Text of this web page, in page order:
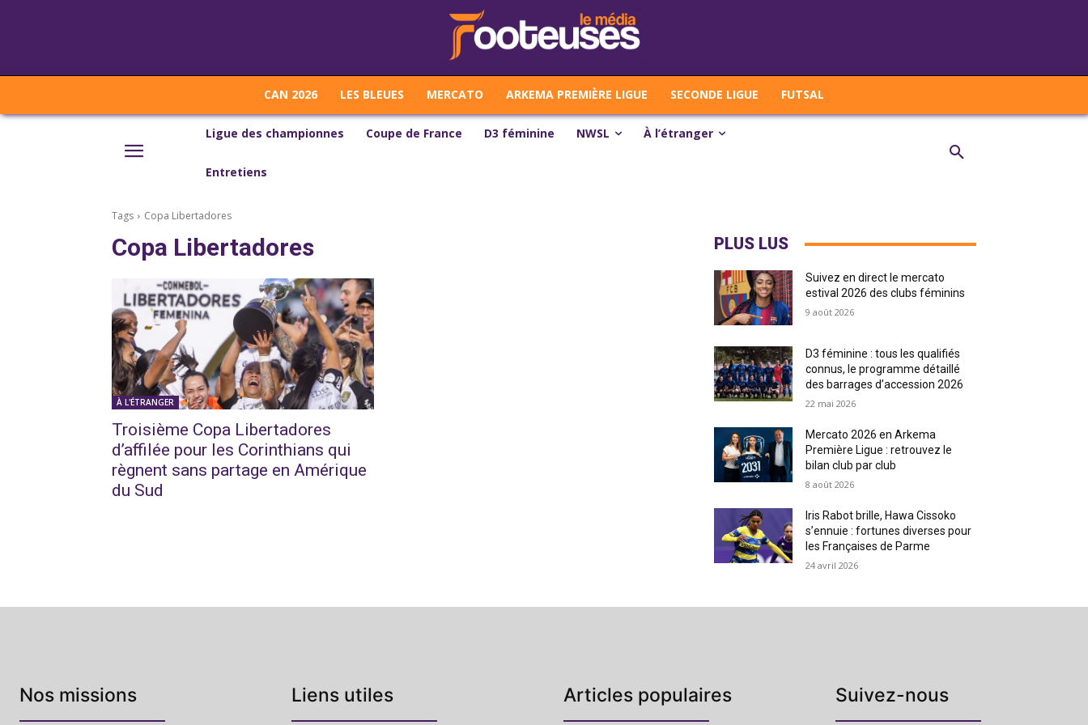
CAN 2026 LES BLEUES MERCATO ARKEMA PREMIÈRE LIGUE SECONDE LIGUE FUTSAL
Ligue des championnes Coupe de France D3 féminine NWSL À l’étranger
Entretiens
Tags Copa Libertadores
Copa Libertadores
À L'ÉTRANGER
Troisième Copa Libertadores
d’affilée pour les Corinthians qui
règnent sans partage en Amérique
du Sud
PLUS LUS
Suivez en direct le mercato
estival 2026 des clubs féminins
9 août 2026
D3 féminine : tous les qualifiés
connus, le programme détaillé
des barrages d’accession 2026
22 mai 2026
Mercato 2026 en Arkema
Première Ligue : retrouvez le
bilan club par club
8 août 2026
Iris Rabot brille, Hawa Cissoko
s’ennuie : fortunes diverses pour
les Françaises de Parme
24 avril 2026
Nos missions Liens utiles Articles populaires Suivez-nous